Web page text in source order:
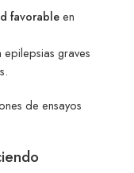
favorableen
epilepsias graves
de ensayos